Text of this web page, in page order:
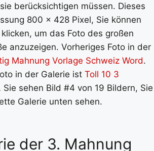
berücksichtigen müssen. Dieses
800 x 428 Pixel, Sie können
um das Foto des großen
anzuzeigen. Vorheriges Foto in der
Mahnung Vorlage Schweiz Word.
in der Galerie ist Toll 10 3
Sie sehen Bild #4 von 19 Bildern, Sie
Galerie unten sehen.
der 3. Mahnung